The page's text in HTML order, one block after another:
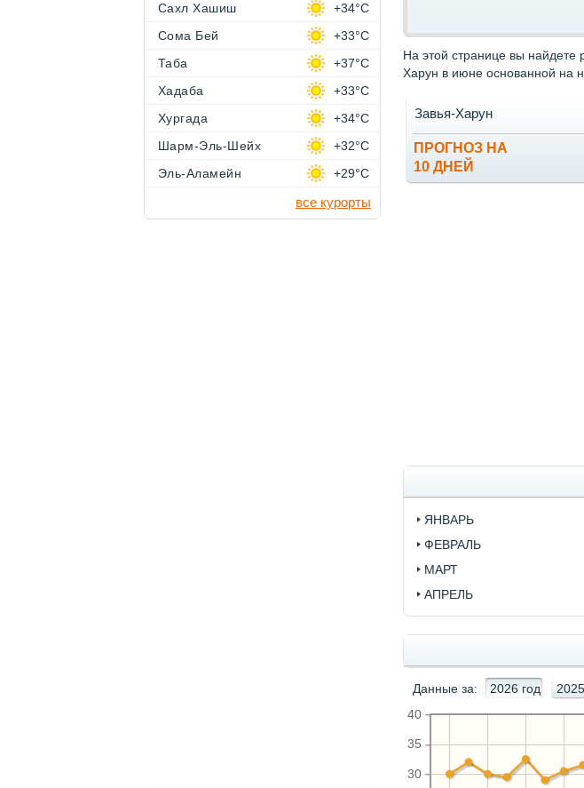
На этой странице вы
Харун в июне основанной на
ПРОГНОЗ НА
10 ДНЕЙ
Завья-Харун
ЯНВАРЬ
ФЕВРАЛЬ
МАРТ
АПРЕЛЬ
Данные за: 2026 год
30
35
40
Сахл Хашиш
+34°C
Сома Бей
+33°C
Таба
+37°C
Хадаба
+33°C
Хургада
+34°C
Шарм-Эль-Шейх
+32°C
Эль-Аламейн
+29°C
все курорты